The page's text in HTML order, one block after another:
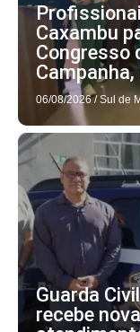
Caxambu
Congresso
Campanha,
06/08/2026 / Sul de
Guarda
recebe